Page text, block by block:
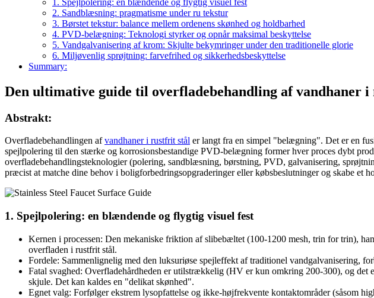
2. Sandblæsning: pragmatisme under ru tekstur
3. Børstet tekstur: balance mellem ordenens skønhed og holdbarhed
4. PVD-belægning: Teknologi styrker og opnår maksimal beskyttelse
5. Vandgalvanisering af krom: Skjulte bekymringer under den traditionelle glorie
6. Miljøvenlig sprøjtning: farvefrihed og sikkerhedsbeskyttelse
Summary:
Den ultimative guide til overfladebehandling af
Abstrakt:
Overfladebehandlingen afvandhaner i rustfrit stål er langt fra en simpel "belægning". Det er en
spejlpolering til den stærke og korrosionsbestandige PVD-belægning former hver proces dybt
overfladebehandlingsteknologier (polering, sandblæsning, børstning, PVD, galvanisering,
præcist at matche dine behov i boligforbedringsopgraderinger eller købsbeslutninger og skabe et
1. Spejlpolering: en blændende og flygtig visuel fest
Kernen i processen: Den mekaniske friktion af slibebæltet (100-1200 mesh, trin for trin),
overfladen i rustfrit stål.
Fordele: Sammenlignelig med den luksuriøse spejleffekt af traditionel vandgalvanisering,
Fatal svaghed: Overfladehårdheden er utilstrækkelig (HV er kun omkring 200-300), og det
skjule. Det kan kaldes en "delikat skønhed".
Egnet valg: Forfølger ekstrem lysopfattelse og ikke-højfrekvente kontaktområder (såsom